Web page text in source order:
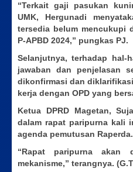
“Terkait gaji pasukan
UMK, Hergunadi
tersedia belum mencukupi
P-APBD 2024,” pungkas PJ.
Selanjutnya, terhadap hal-
jawaban dan penjelasan
dikonfirmasi dan
kerja dengan OPD yang
Ketua DPRD Magetan,
dalam rapat paripurna kali
agenda pemutusan Raperda.
“Rapat paripurna akan
mekanisme,” terangnya.